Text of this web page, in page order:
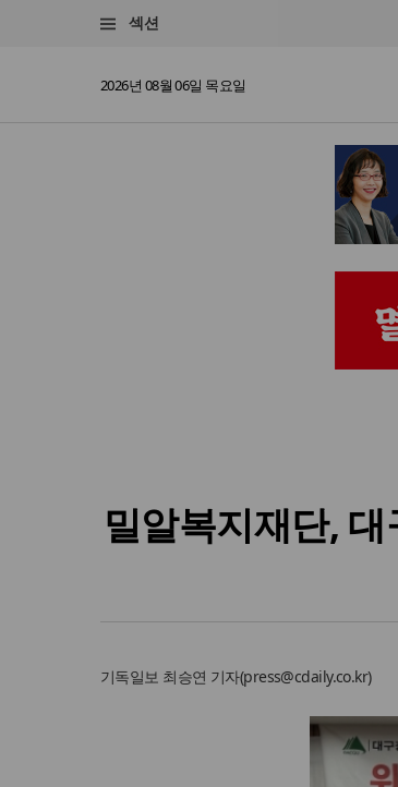
섹션
2026년 08월 06일 목요일
밀알복지재단,
기독일보 최승연 기자(press@cdaily.co.kr)